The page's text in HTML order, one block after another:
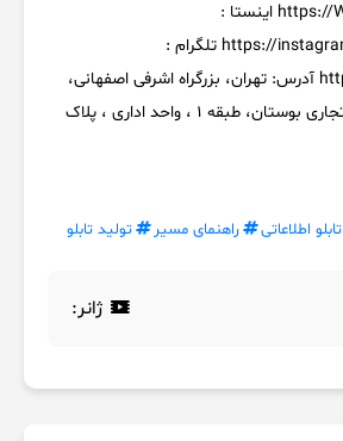
https://Www.trafficsaz.com اینستا :
https://instagram.com/farto_traffic تلگرام :
https://t.me/trafficsaz آدرس: تهران، بزرگراه اشرفی اصفهانی،
میدان پونک، مجتمع تجاری بوستان، طبقه 1 ، واحد اداری ، پلاک
تابلو اطلاعاتی راهنمای مسیر تولید تابلو
ژانر: